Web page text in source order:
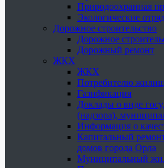
Природоохранная
Экологические
Дорожное строительство
Дорожное
Дорожный ремонт
ЖКХ
ЖКХ
Потребителю
Газификация
Доклады о виде
(надзора),
Информация о
Капитальный
домов города Орла
Муниципальный